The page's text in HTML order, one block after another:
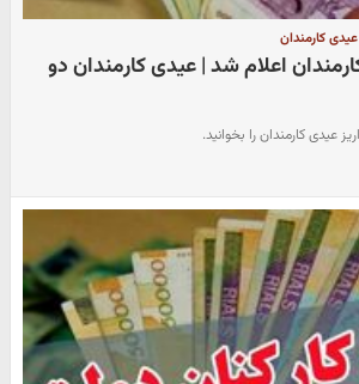
کارمندان
اعلام شد | عیدی کارمندان دو
عیدی کارمندان را بخوانید.